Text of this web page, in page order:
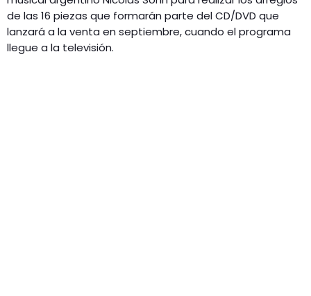
de las 16 piezas que formarán parte del CD/DVD que
lanzará a la venta en septiembre, cuando el programa
llegue a la televisión.